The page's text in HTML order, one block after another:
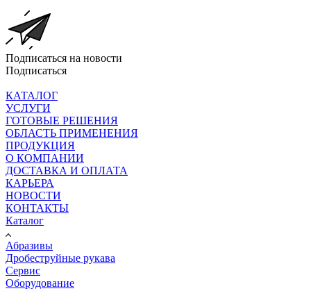
Подписаться на новости
Подписаться
КАТАЛОГ
УСЛУГИ
ГОТОВЫЕ РЕШЕНИЯ
ОБЛАСТЬ ПРИМЕНЕНИЯ
ПРОДУКЦИЯ
О КОМПАНИИ
ДОСТАВКА И ОПЛАТА
КАРЬЕРА
НОВОСТИ
КОНТАКТЫ
Каталог
Абразивы
Дробеструйные рукава
Сервис
Оборудование